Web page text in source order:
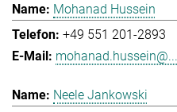
Mohanad Hussein
+49 551 201-2893
mohanad.hussein@...
Neele Jankowski